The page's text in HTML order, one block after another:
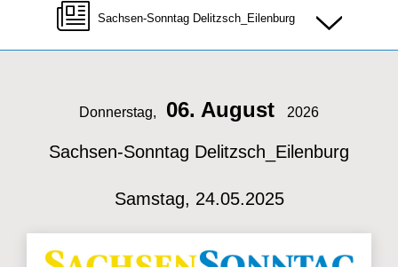
Sachsen-Sonntag Delitzsch_Eilenburg
Donnerstag, 06. August 2026
Sachsen-Sonntag Delitzsch_Eilenburg
Samstag, 24.05.2025